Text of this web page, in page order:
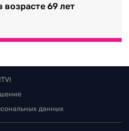
возрасте 69 лет
данных